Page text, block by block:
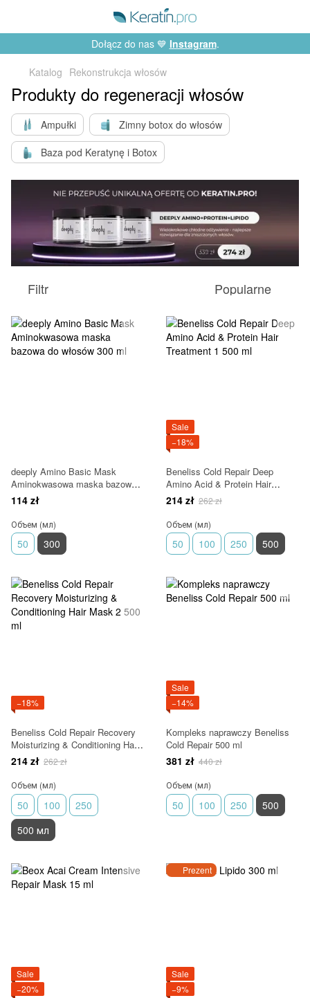
Dołącz do nas 💙 Instagram.
Katalog Rekonstrukcja włosów
Produkty do regeneracji włosów
Ampułki
Zimny ​​botox do włosów
Baza pod Keratynę i Botox
Filtr Popularne
deeply Amino Basic Mask
Aminokwasowa maska bazowa
do włosów 300 ml
114 zł
Объем (мл)
50 300
Sale
−18%
Beneliss Cold Repair Deep
Amino Acid & Protein Hair
Treatment 1 500 ml
214 zł 262 zł
Объем (мл)
50 100 250 500
−18%
Beneliss Cold Repair Recovery
Moisturizing & Conditioning Hair
Mask 2 500 ml
214 zł 262 zł
Объем (мл)
50 100
250
500 мл
Sale
−14%
Kompleks naprawczy Beneliss
Cold Repair 500 ml
381 zł 440 zł
Объем (мл)
50 100 250 500
Sale
−20%
Prezent
Sale
−9%